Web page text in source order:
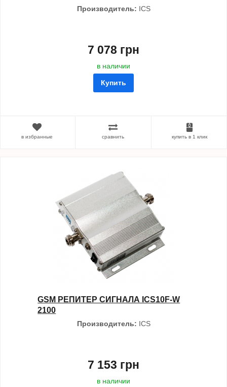
Производитель: ICS
7 078 грн
в наличии
Купить
в избранные сравнить купить в 1 клик
GSM РЕПИТЕР СИГНАЛА ICS10F-W
2100
Производитель: ICS
7 153 грн
в наличии